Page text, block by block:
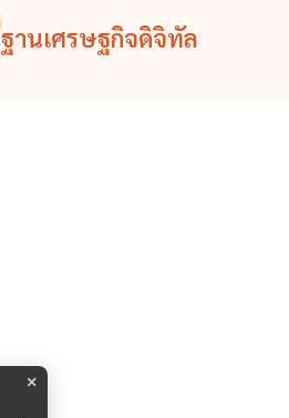
ฐานเศรษฐกิจดิจิทัล
×